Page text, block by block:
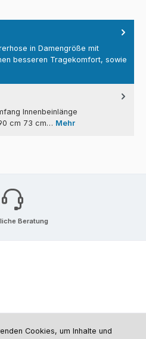
in Damengröße mit
besseren Tragekomfort, sowie
Innenbeinlänge
cm 73 cm… Mehr
Beratung
.
Cookies, um Inhalte und